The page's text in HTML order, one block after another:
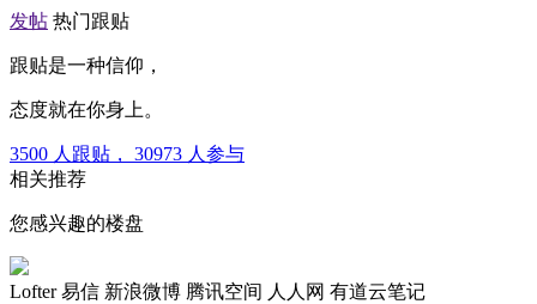
发帖 热门跟贴
跟贴是一种信仰，
态度就在你身上。
3500 人跟贴， 30973 人参与
相关推荐
您感兴趣的楼盘
Lofter 易信 新浪微博 腾讯空间 人人网 有道云笔记